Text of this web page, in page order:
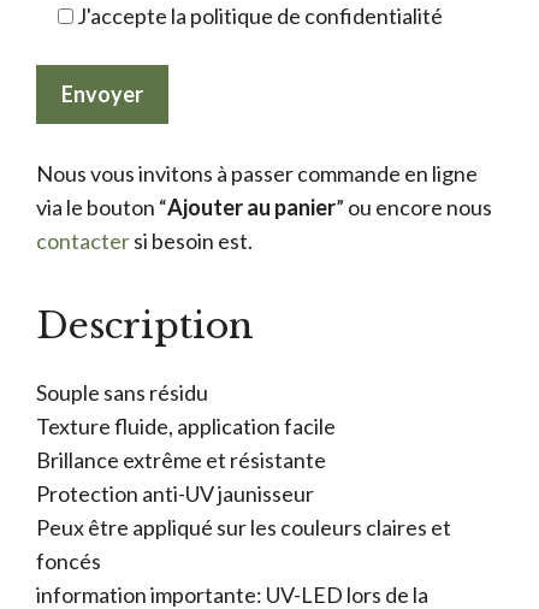
J'accepte la politique de confidentialité
Nous vous invitons à passer commande en ligne
via le bouton “Ajouter au panier” ou encore nous
contactersi besoin est.
Description
Souple sans résidu
Texture fluide, application facile
Brillance extrême et résistante
Protection anti-UV jaunisseur
Peux être appliqué sur les couleurs claires et
foncés
information importante: UV-LED lors de la